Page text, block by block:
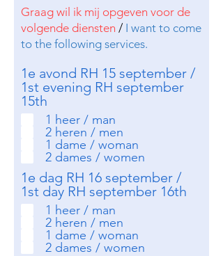
Graag wil ik mij opgeven voor de
volgende diensten / I want to come
to the following services.
1e avond RH 15 september /
1st evening RH september
15th
1 heer / man
2 heren / men
1 dame / woman
2 dames / women
1e dag RH 16 september /
1st day RH september 16th
1 heer / man
2 heren / men
1 dame / woman
2 dames / women